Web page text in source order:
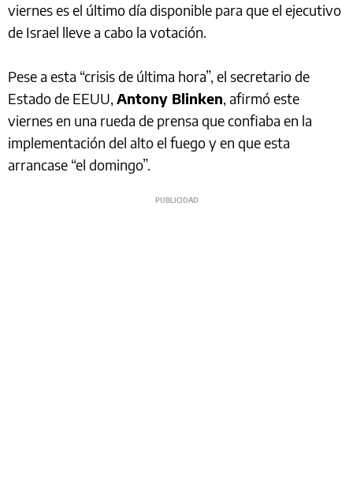
viernes es el último día disponible para que el ejecutivo
de Israel lleve a cabo la votación.
Pese a esta “crisis de última hora”, el secretario de
Estado de EEUU, Antony Blinken, afirmó este
viernes en una rueda de prensa que confiaba en la
implementación del alto el fuego y en que esta
arrancase “el domingo”.